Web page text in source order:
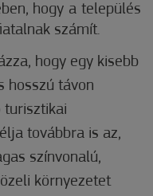
hogy a település
számít.
hogy egy kisebb
hosszú távon
turisztikai
továbbra is az,
színvonalú,
környezetet